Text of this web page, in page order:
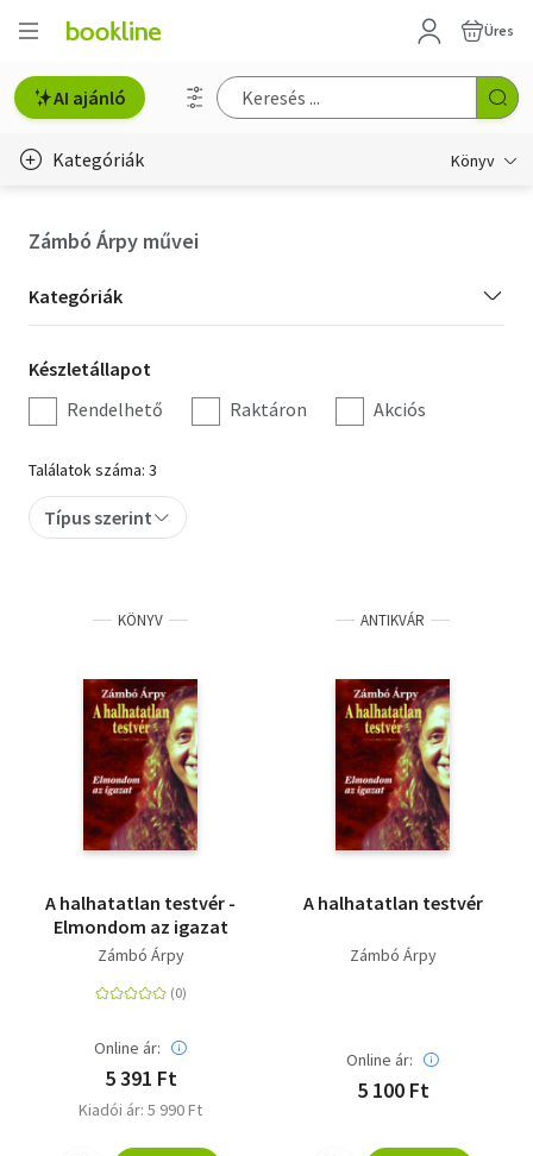
Üres
AI ajánló
Kategóriák Könyv
Hobbi, szabadidő
Irodalom
Művészet
Szakkönyv
Tankönyv, segédkönyv
Társadalomtudomány
Természettudomány
Történelem
Zámbó Árpy művei
Kategória
szűrés
Kategóriák
Készletállapot
szűrés
Készletállapot
Rendelhető
Raktáron Akciós
Találatok száma: 3
Típus szerint
KÖNYV
A halhatatlan testvér -
Elmondom az igazat
Zámbó Árpy
Online ár:
5 391 Ft
Kiadói ár: 5 990 Ft
ANTIKVÁR
A halhatatlan testvér
Zámbó Árpy
Online ár:
5 100 Ft